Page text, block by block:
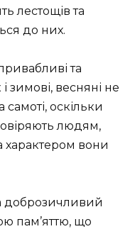
лестощів та
до них.
та
зимові, весняні не
оскільки
людям,
характером вони
доброзичливий
пам’яттю, що